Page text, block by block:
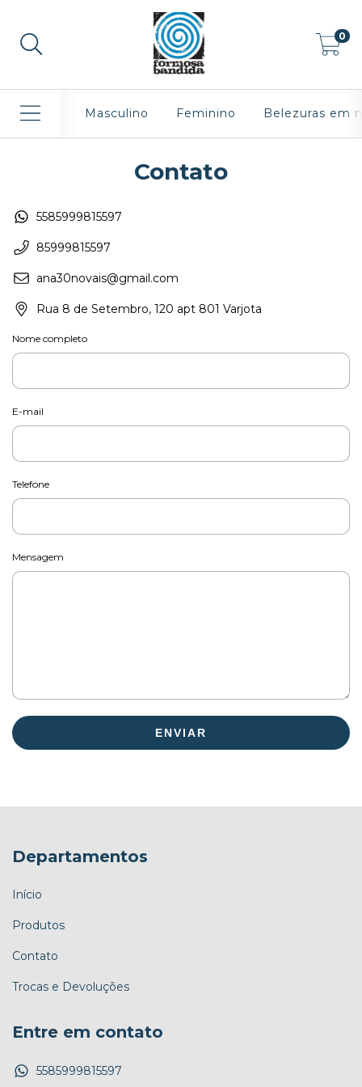
0
Masculino Feminino Belezuras em
Contato
5585999815597
85999815597
ana30novais@gmail.com
Rua 8 de Setembro, 120 apt 801 Varjota
Nome completo
E-mail
Telefone
Mensagem
ENVIAR
Departamentos
Início
Produtos
Contato
Trocas e Devoluções
Entre em contato
5585999815597